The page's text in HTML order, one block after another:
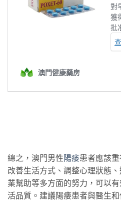
總之，澳門男性陽痿患者應該
改善生活方式、調整心理狀態
業幫助等多方面的努力，可以
活品質。建議陽痿患者與醫生